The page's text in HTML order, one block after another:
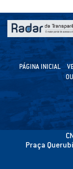
PÁGINA INICIAL
Praça